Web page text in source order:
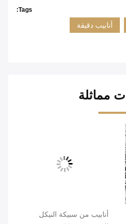
Tags:
أنابيب دقيقة
مماثلة
أنابيب من سبيكة النيكل